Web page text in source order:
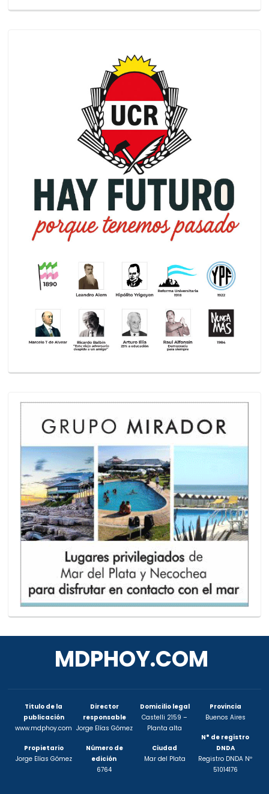
MDPHOY.COM
Titulo de la
publicación
www.mdphoy.com
Propietario
Jorge Elías Gómez
Director
responsable
Jorge Elías Gómez
Número de
edición
6764
Domicilio legal
Castelli 2159 –
Planta alta
Ciudad
Mar del Plata
Provincia
Buenos Aires
N° de registro
DNDA
Registro DNDA Nº
51014176